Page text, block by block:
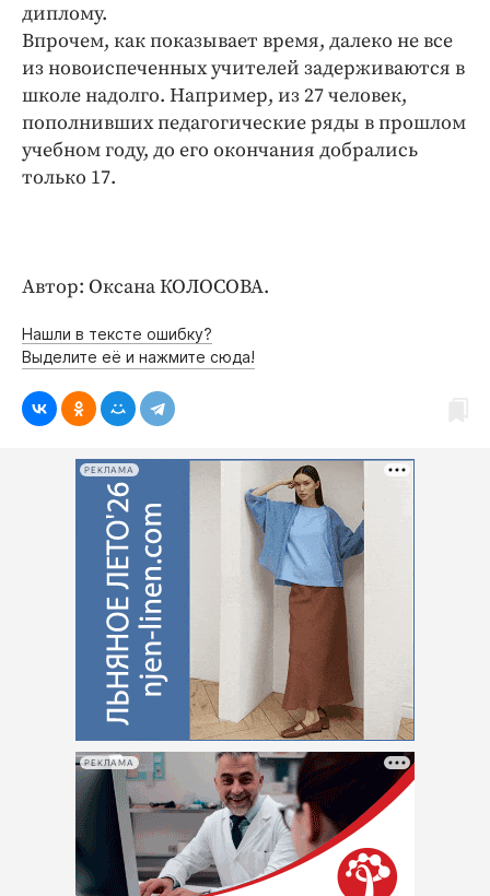
Работодатель года
диплому.
Впрочем, как показывает время, далеко не все
из новоиспеченных учителей задерживаются в
школе надолго. Например, из 27 человек,
пополнивших педагогические ряды в прошлом
учебном году, до его окончания добрались
только 17.
Автор: Оксана КОЛОСОВА.
Нашли в тексте ошибку?
Выделите её и нажмите сюда!
РЕКЛАМА
РЕКЛАМА